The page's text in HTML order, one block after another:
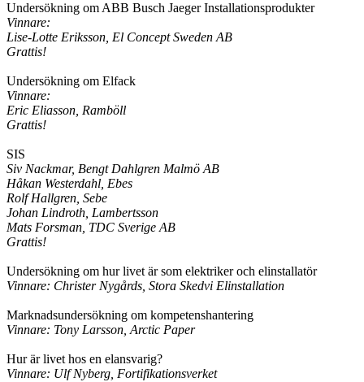
Undersökning om ABB Busch Jaeger Installationsprodukter
Vinnare:
Lise-Lotte Eriksson, El Concept Sweden AB
Grattis!
Undersökning om Elfack
Vinnare:
Eric Eliasson, Ramböll
Grattis!
SIS
Siv Nackmar, Bengt Dahlgren Malmö AB
Håkan Westerdahl, Ebes
Rolf Hallgren, Sebe
Johan Lindroth, Lambertsson
Mats Forsman, TDC Sverige AB
Grattis!
Undersökning om hur livet är som elektriker och elinstallatör
Vinnare: Christer Nygårds, Stora Skedvi Elinstallation
Marknadsundersökning om kompetenshantering
Vinnare: Tony Larsson, Arctic Paper
Hur är livet hos en elansvarig?
Vinnare: Ulf Nyberg, Fortifikationsverket